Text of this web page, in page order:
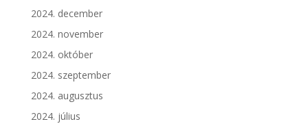
2024. december
2024. november
2024. október
2024. szeptember
2024. augusztus
2024. július